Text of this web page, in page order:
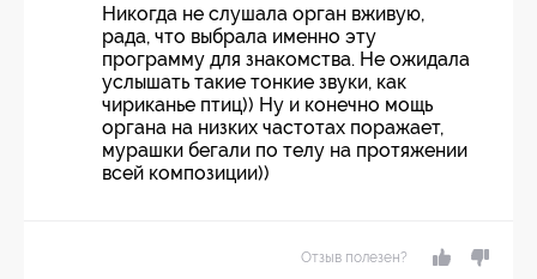
Никогда не слушала орган вживую,
рада, что выбрала именно эту
программу для знакомства. Не ожидала
услышать такие тонкие звуки, как
чириканье птиц)) Ну и конечно мощь
органа на низких частотах поражает,
мурашки бегали по телу на протяжении
всей композиции))
Отзыв полезен?